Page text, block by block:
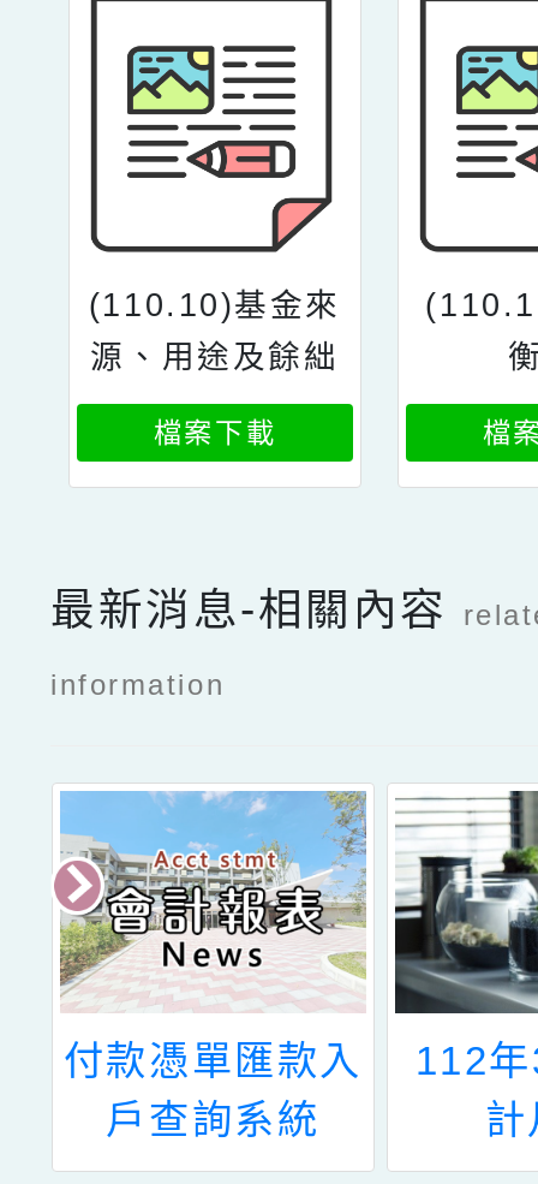
(110.10)基金來
源、用途及餘絀
表
檔案下載 檔
最新消息-相關內容
information
付款憑單匯款入
戶查詢系統
112